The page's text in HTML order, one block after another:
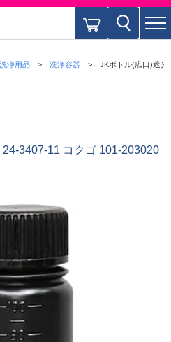
洗浄用品 洗浄容器 JKボトル(広口)遮光
3407-11 コクゴ 101-203020